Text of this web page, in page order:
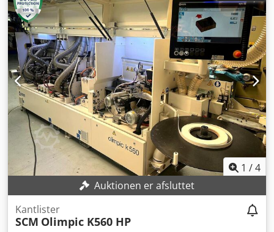
sprayenhed "AAR" Spray til afsluttende finish på kanten
Spray til sarte kanter "Maestro Active Edge"-kontrol
Operatorkonsol "eye-M" med integreret pc Forberedt til
stregkodescanner Indvendig belysning i kabinen og
limområdet Tastende valser til "Nesting"-bearbejdning
Overholder europæiske sikkerhedsstandarder Vægt ca.
1829 kg Kun 17.304 meter kantbånd fremstillet Installeret i
august 2024 Tilgængelig i juli 2026
1 /4
Auktionen er afsluttet
Kantlister
SCM Olimpic K560 HP